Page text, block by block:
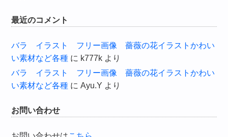
最近のコメント
バラ イラスト フリー画像 薔薇の花イラストかわい
い素材など各種 に k777k より
バラ イラスト フリー画像 薔薇の花イラストかわい
い素材など各種 にAyu.Y より
お問い合わせ